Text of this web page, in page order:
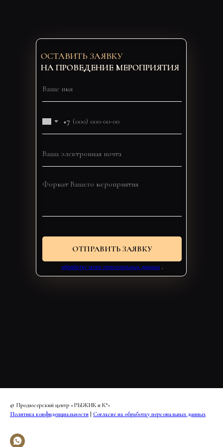
ОСТАВИТЬ ЗАЯВКУ
НА ПРОВЕДЕНИЕ МЕРОПРИЯТИЯ
обработку моих персональных данных
+7
ОТПРАВИТЬ ЗАЯВКУ
© Продюсерский центр «РЫЖИК и К°»
Политика конфиденциальности | Согласие на обработку персональных данных